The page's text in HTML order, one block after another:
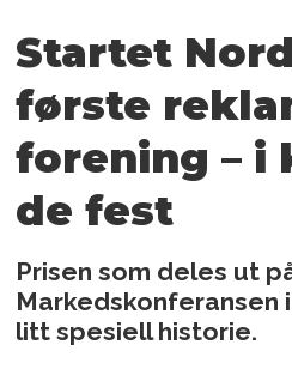
Startet
første
forening – i
de fest
Prisen som deles ut
Markedskonferansen
litt spesiell historie.